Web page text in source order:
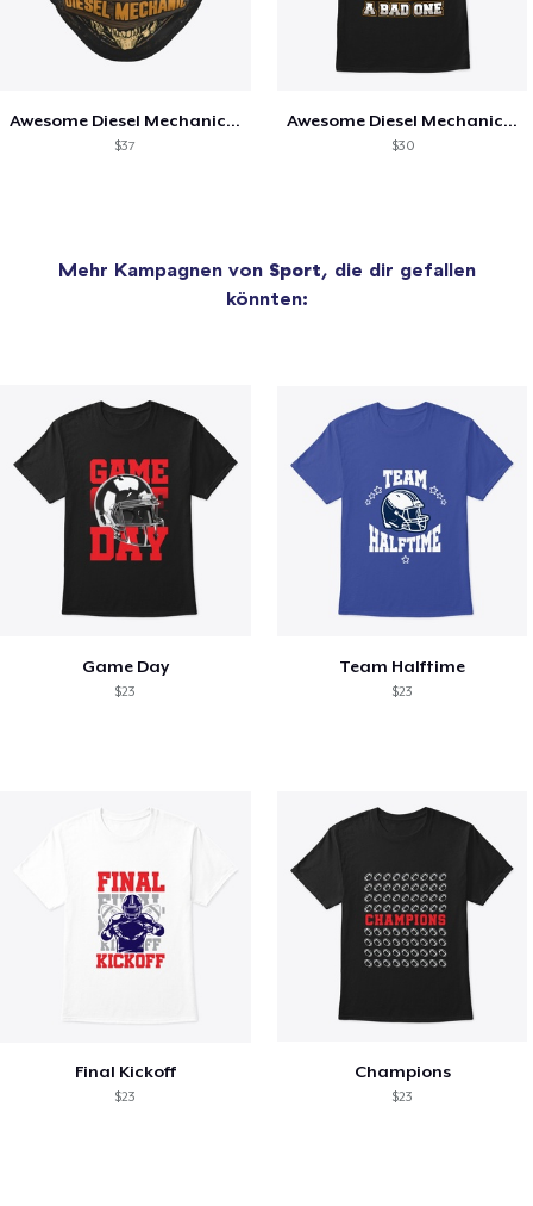
Awesome Diesel Mechanic Mask
$37
Awesome Diesel Mechanic Shirt
$30
Mehr Kampagnen von Sport, die dir gefallen
könnten:
Game Day
$23
Team Halftime
$23
Final Kickoff
$23
Champions
$23